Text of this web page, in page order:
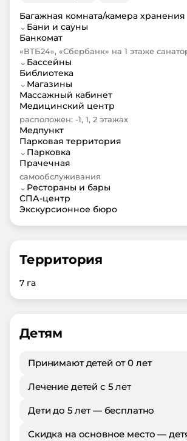
Багажная комната/камера хранения
⌄ Бани и сауны
Банкомат
«ВТБ24», «Сбербанк» на 1 этаже
⌄ Бассейны
Библиотека
⌄ Магазины
Массажный кабинет
Медицинский центр
расположен: -1, 1, 2 этажах
Медпункт
Парковая территория
⌄ Парковка
Прачечная
самообслуживания
⌄ Рестораны и бары
СПА-центр
Экскурсионное бюро
Территория
7 га
Детям
Принимают детей от 0 лет
Лечение детей с 5 лет
Дети до 5 лет — бесплатно
Скидка на основное место —